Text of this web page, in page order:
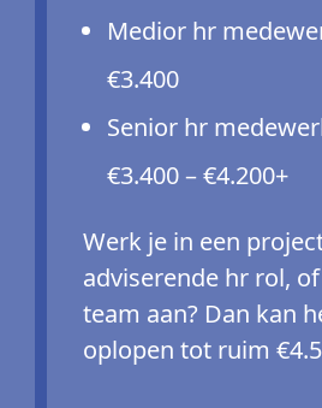
Medior hr
€3.400
Senior hr
€3.400 – €4.200+
Werk je in een
adviserende hr rol,
team aan? Dan kan
oplopen tot ruim